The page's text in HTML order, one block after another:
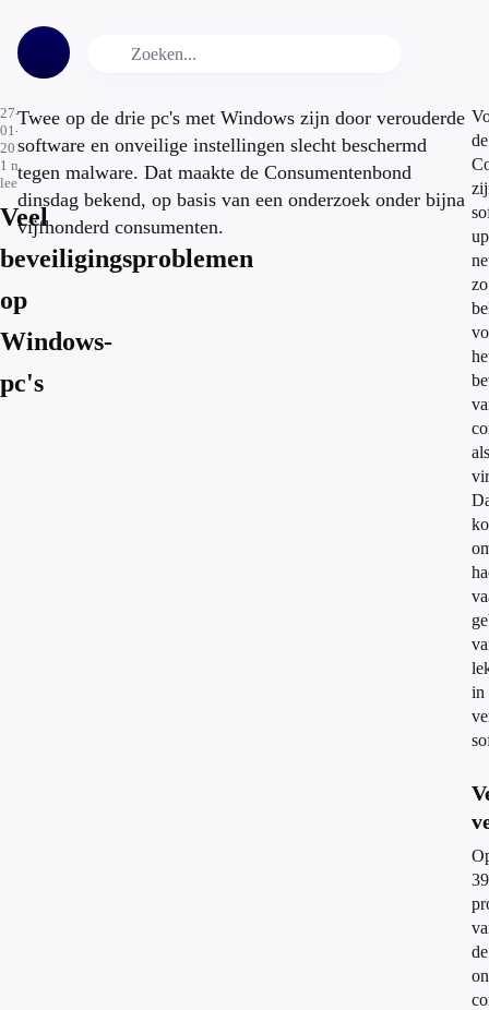
27-
01-
2015
1 min.
leestijd
Veel
beveiligingsproblemen
op
Windows-
pc's
Twee op de drie pc's met Windows zijn door verouderde
software en onveilige instellingen slecht beschermd
tegen malware. Dat maakte de Consumentenbond
dinsdag bekend, op basis van een onderzoek onder bijna
vijfhonderd consumenten.
de
zo
als
in
39
de